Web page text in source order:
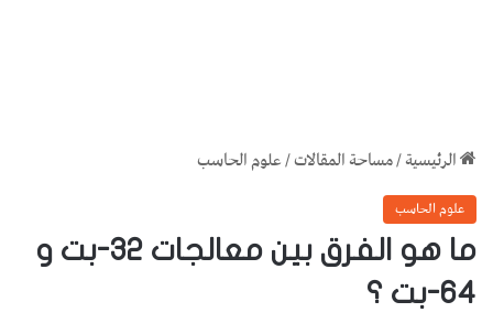
الرئيسية/مساحة المقالات/علوم الحاسب
علوم الحاسب
ما هو الفرق بين معالجات 32-بت و
64-بت ؟